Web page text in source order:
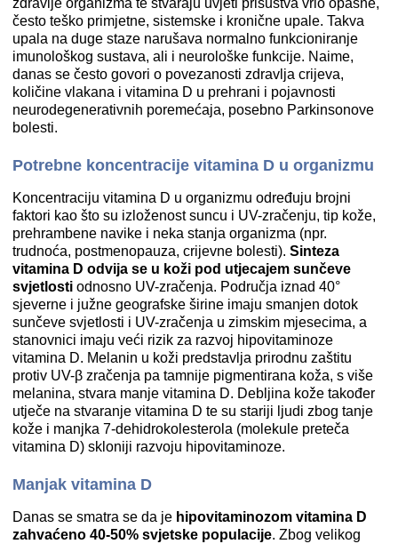
zdravlje organizma te stvaraju uvjeti prisustva vrlo opasne,
često teško primjetne, sistemske i kronične upale. Takva
upala na duge staze narušava normalno funkcioniranje
imunološkog sustava, ali i neurološke funkcije. Naime,
danas se često govori o povezanosti zdravlja crijeva,
količine vlakana i vitamina D u prehrani i pojavnosti
neurodegenerativnih poremećaja, posebno Parkinsonove
bolesti.
Potrebne koncentracije vitamina D u organizmu
Koncentraciju vitamina D u organizmu određuju brojni
faktori kao što su izloženost suncu i UV-zračenju, tip kože,
prehrambene navike i neka stanja organizma (npr.
trudnoća, postmenopauza, crijevne bolesti). Sinteza
vitamina D odvija se u koži pod utjecajem sunčeve
svjetlosti odnosno UV-zračenja. Područja iznad 40°
sjeverne i južne geografske širine imaju smanjen dotok
sunčeve svjetlosti i UV-zračenja u zimskim mjesecima, a
stanovnici imaju veći rizik za razvoj hipovitaminoze
vitamina D. Melanin u koži predstavlja prirodnu zaštitu
protiv UV-β zračenja pa tamnije pigmentirana koža, s više
melanina, stvara manje vitamina D. Debljina kože također
utječe na stvaranje vitamina D te su stariji ljudi zbog tanje
kože i manjka 7-dehidrokolesterola (molekule preteča
vitamina D) skloniji razvoju hipovitaminoze.
Manjak vitamina D
Danas se smatra se da je hipovitaminozom vitamina D
zahvaćeno 40-50% svjetske populacije. Zbog velikog